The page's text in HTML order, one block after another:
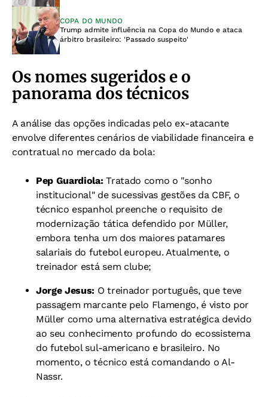
COPA DO MUNDO
Trump admite influência na Copa do Mundo e ataca
árbitro brasileiro: 'Passado suspeito'
Os nomes sugeridos e o
panorama dos técnicos
A análise das opções indicadas pelo ex-atacante
envolve diferentes cenários de viabilidade financeira e
contratual no mercado da bola:
Pep Guardiola:Tratado como o "sonho
institucional" de sucessivas gestões da CBF, o
técnico espanhol preenche o requisito de
modernização tática defendido por Müller,
embora tenha um dos maiores patamares
salariais do futebol europeu. Atualmente, o
treinador está sem clube;
Jorge Jesus: O treinador português, que teve
passagem marcante pelo Flamengo, é visto por
Müller como uma alternativa estratégica devido
ao seu conhecimento profundo do ecossistema
do futebol sul-americano e brasileiro. No
momento, o técnico está comandando o Al-
Nassr.